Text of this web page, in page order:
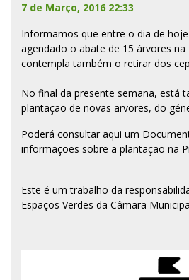
7 de Março, 2016 22:33
Informamos que entre o dia de
agendado o abate de 15 árvores na
contempla também o retirar dos
No final da presente semana, está
plantação de novas arvores, do
Poderá consultar aqui um
informações sobre a plantação na
Este é um trabalho da
Espaços Verdes da Câmara